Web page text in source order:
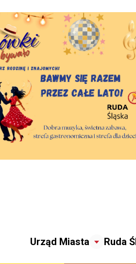
Urząd Miasta Ruda